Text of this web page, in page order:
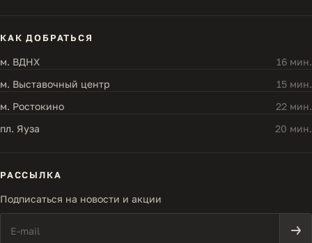
КАК ДОБРАТЬСЯ
м. ВДНХ
16 мин.
м. Выставочный центр
15 мин.
м. Ростокино
22 мин.
пл. Яуза
20 мин.
РАССЫЛКА
Подписаться на новости и акции